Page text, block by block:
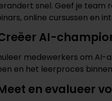
snel. Geef je
online cursussen en
AI-
medewerkers om AI-
en het leerproces
en evalueer